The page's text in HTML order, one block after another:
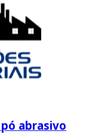
corretos, é
de
apenas estética,
e resistência.
abrasivo